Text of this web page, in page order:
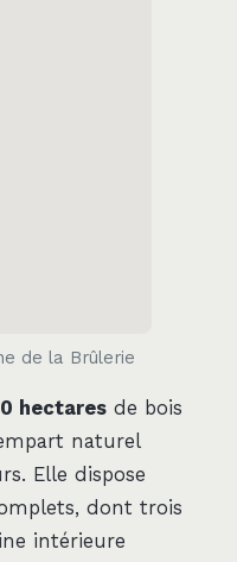
de la Brûlerie
hectares de bois
naturel
Elle dispose
dont trois
intérieure